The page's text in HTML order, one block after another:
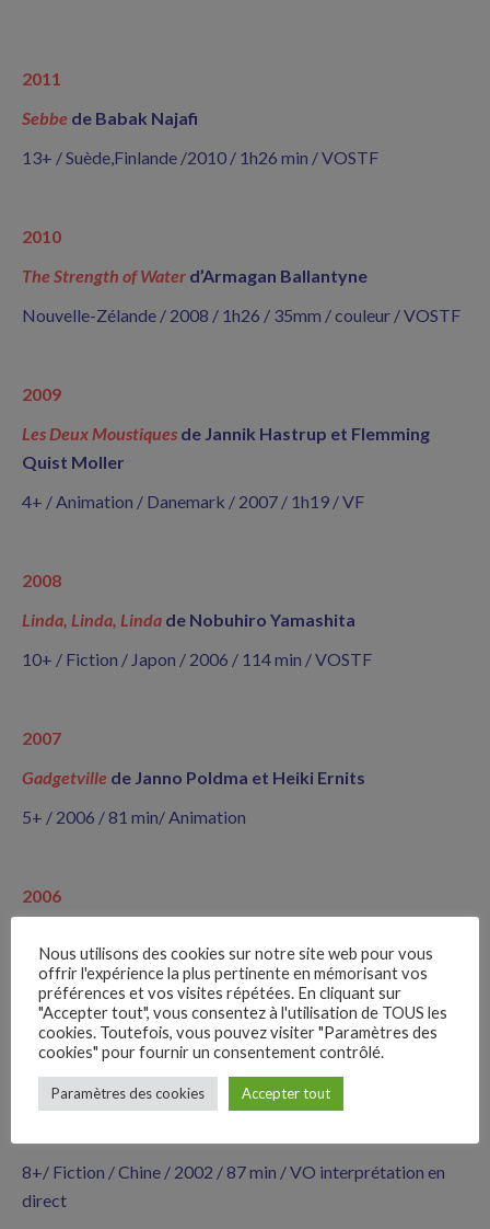
Follow Us
2011
Sebbe de Babak Najafi
13+ / Suède,Finlande /2010 / 1h26 min / VOSTF
2010
The Strength of Water d’Armagan Ballantyne
Nouvelle-Zélande / 2008 / 1h26 / 35mm / couleur / VOSTF
2009
Les Deux Moustiques de Jannik Hastrup et Flemming
Quist Moller
4+ / Animation / Danemark / 2007 / 1h19 / VF
2008
Linda, Linda, Linda de Nobuhiro Yamashita
10+ / Fiction / Japon / 2006 / 114 min / VOSTF
2007
Gadgetville de Janno Poldma et Heiki Ernits
5+ / 2006 / 81 min/ Animation
2006
14+/ 2004 / 98 min /Fiction / Italie
2005
Un Grand Ciel d’étédeLi Jixian
8+/ Fiction / Chine / 2002 / 87 min / VO interprétation en
direct
Nous utilisons des cookies sur notre site web pour vous
offrir l'expérience la plus pertinente en mémorisant vos
préférences et vos visites répétées. En cliquant sur
"Accepter tout", vous consentez à l'utilisation de TOUS les
cookies. Toutefois, vous pouvez visiter "Paramètres des
cookies" pour fournir un consentement contrôlé.
Paramètres des cookies Accepter tout